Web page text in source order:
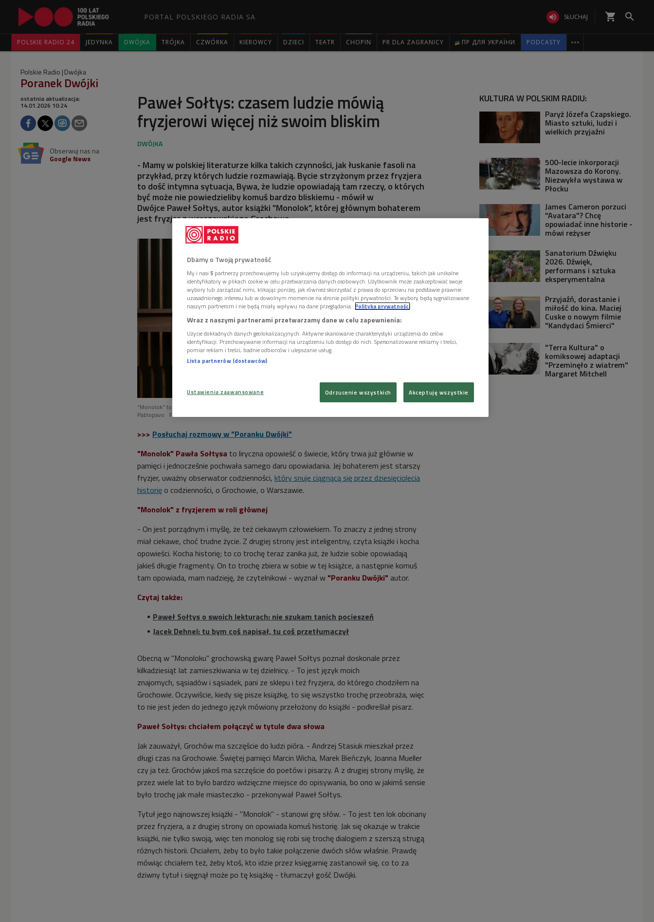
PORTAL POLSKIEGO RADIA SA  SŁUCHAJ shopping_cart 
POLSKIE RADIO 24 JEDYNKA DWÓJKA TRÓJKA CZWÓRKA KIEROWCY DZIECI TEATR CHOPIN PR DLA ZAGRANICY ПР ДЛЯ УКРАЇНИ PODCASTY 
Polskie Radio Dwójka
Poranek Dwójki
Paweł Sołtys: czasem ludzie mówią
fryzjerowi więcej niż swoim bliskim
ostatnia aktualizacja:
14.01.2026 10:24
Obserwuj nas na
Google News
- Mamy w polskiej literaturze kilka takich czynności, jak łuskanie fasoli na
przykład, przy których ludzie rozmawiają. Bycie strzyżonym przez fryzjera
to dość intymna sytuacja, Bywa, że ludzie opowiadają tam rzeczy, o których
być może nie powiedzieliby komuś bardzo bliskiemu - mówił w
Dwójce Paweł Sołtys, autor książki "Monolok", której głównym bohaterem
jest fryzjer z warszawskiego Grochowa.
"Monolok" to czwarta książka w dorobku Pawła Sołtysa, znanego także pod muzycznym pseudoninem
Pablopavo
Foto: Marcin Dławichowski/PR
>>> Posłuchaj rozmowy w "Poranku Dwójki"
"Monolok" Pawła Sołtysa to liryczna opowieść o świecie, który trwa już głównie w
pamięci i jednocześnie pochwała samego daru opowiadania. Jej bohaterem jest starszy
fryzjer, uważny obserwator codzienności, który snuje ciągnącą się przez dziesięciolecia
historię o codzienności, o Grochowie, o Warszawie.
"Monolok" z fryzjerem w roli głównej
- On jest porządnym i myślę, że też ciekawym człowiekiem. To znaczy z jednej strony
miał ciekawe, choć trudne życie. Z drugiej strony jest inteligentny, czyta książki i kocha
opowieści. Kocha historię; to co trochę teraz zanika już, że ludzie sobie opowiadają
jakieś długie fragmenty. On to trochę zbiera w sobie w tej książce, a następnie komuś
tam opowiada, mam nadzieję, że czytelnikowi - wyznał w "Poranku Dwójki" autor.
Czytaj także:
Paweł Sołtys o swoich lekturach: nie szukam tanich pocieszeń
Jacek Dehnel: tu bym coś napisał, tu coś przetłumaczył
Obecną w "Monoloku" grochowską gwarę Paweł Sołtys poznał doskonale przez
kilkadziesiąt lat zamieszkiwania w tej dzielnicy. - To jest język moich
znajomych, sąsiadów i sąsiadek, pani ze sklepu i też fryzjera, do którego chodziłem na
Grochowie. Oczywiście, kiedy się pisze książkę, to się wszystko trochę przeobraża, więc
to nie jest jeden do jednego język mówiony przełożony do książki - podkreślał pisarz.
Paweł Sołtys: chciałem połączyć w tytule dwa słowa
Jak zauważył, Grochów ma szczęście do ludzi pióra. - Andrzej Stasiuk mieszkał przez
długi czas na Grochowie. Świętej pamięci Marcin Wicha, Marek Bieńczyk, Joanna Mueller
czy ja też. Grochów jakoś ma szczęście do poetów i pisarzy. A z drugiej strony myślę, że
przez wiele lat to było bardzo wdzięczne miejsce do opisywania, bo ono w jakimś sensie
było trochę jak małe miasteczko - przekonywał Paweł Sołtys.
Tytuł jego najnowszej książki - "Monolok" - stanowi grę słów. - To jest ten lok obcinany
przez fryzjera, a z drugiej strony on opowiada komuś historię. Jak się okazuje w trakcie
książki, nie tylko swoją, więc ten monolog się robi się trochę dialogiem z szerszą strugą
różnych historii. Chciałem, żeby to było takie połączenie dwóch słów właśnie. Prawdę
mówiąc chciałem też, żeby ktoś, kto idzie przez księgarnię zastanowił się, co to za
dziwny tytuł i sięgnął może po tę książkę - tłumaczył gość Dwójki.
KULTURA W POLSKIM RADIU:
Paryż Józefa Czapskiego.
Miasto sztuki, ludzi i
wielkich przyjaźni
500-lecie inkorporacji
Mazowsza do Korony.
Niezwykła wystawa w
Płocku
James Cameron porzuci
"Avatara"? Chcę
opowiadać inne historie -
mówi reżyser
Sanatorium Dźwięku
2026. Dźwięk,
performans i sztuka
eksperymentalna
Przyjaźń, dorastanie i
miłość do kina. Maciej
Cuske o nowym filmie
"Kandydaci Śmierci"
"Terra Kultura" o
komiksowej adaptacji
"Przeminęło z wiatrem"
Margaret Mitchell
Dbamy o Twoją prywatność
My i nasi 5 partnerzy przechowujemy lub uzyskujemy dostęp do informacji na urządzeniu, takich jak unikalne
identyfikatory w plikach cookie w celu przetwarzania danych osobowych. Użytkownik może zaakceptować swoje
wybory lub zarządzać nimi, klikając poniżej, jak również skorzystać z prawa do sprzeciwu na podstawie prawnie
uzasadnionego interesu lub w dowolnym momencie na stronie polityki prywatności. Te wybory będą sygnalizowane
naszym partnerom i nie będą miały wpływu na dane przeglądania. Polityka prywatności
Wraz z naszymi partnerami przetwarzamy dane w celu zapewnienia:
Użycie dokładnych danych geolokalizacyjnych. Aktywne skanowanie charakterystyki urządzenia do celów
identyfikacji. Przechowywanie informacji na urządzeniu lub dostęp do nich. Spersonalizowane reklamy i treści,
pomiar reklam i treści, badnie odbiorców i ulepszanie usług.
Lista partnerów (dostawców)
Ustawienia zaawansowane Odrzucenie wszystkich Akceptuję wszystkie